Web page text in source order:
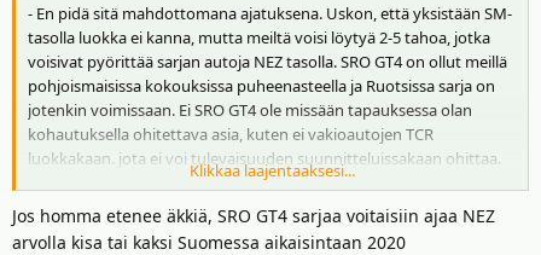
Hyundai i30
KIA Cee`d
LADA Vesta
Opel Astra
Peugeot 308
Renault Megane
SEAT Cupra
Subaru WRX
Volkswagen Golf
- En pidä sitä mahdottomana ajatuksena. Uskon, että yksistään SM-
tasolla luokka ei kanna, mutta meiltä voisi löytyä 2-5 tahoa, jotka
voisivat pyörittää sarjan autoja NEZ tasolla. SRO GT4 on ollut meillä
pohjoismaisissa kokouksissa puheenasteella ja Ruotsissa sarja on
jotenkin voimissaan. Ei SRO GT4 ole missään tapauksessa olan
kohautuksella ohitettava asia, kuten ei vakioautojen TCR
luokkakaan. jota ei voi tulevaisuuden suunnitteluissakaan ohittaa.
Rata-autoilun koppiautoluokista juuri kyseiset luokat ovat
mielenkiintoisia ja kiehtovia
Klikkaa laajentaaksesi...
Jos homma etenee äkkiä, SRO GT4 sarjaa voitaisiin ajaa NEZ
arvolla kisa tai kaksi Suomessa aikaisintaan 2020